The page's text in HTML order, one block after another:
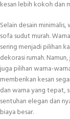
kesan lebih kokoh dan
Selain desain
sofa sudut murah.
sering menjadi pilihan
dekorasi rumah.
juga pilihan warna-
memberikan kesan
dan warna yang tepat,
sentuhan elegan dan
biaya besar.